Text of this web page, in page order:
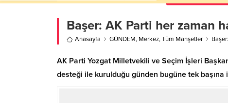
Başer: AK Parti her zaman
Anasayfa GÜNDEM, Merkez,Tüm Manşetler
AK Parti Yozgat Milletvekili ve Seçim İşleri Başkan
desteği ile kurulduğu günden bugüne tek